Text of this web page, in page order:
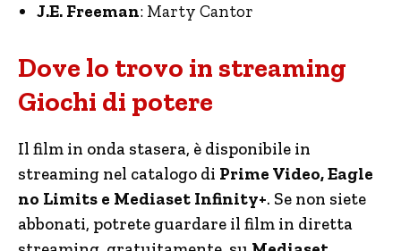
J.E. Freeman: Marty Cantor
Dove lo trovo in streaming
Giochi di potere
Il film in onda stasera, è disponibile in
streaming nel catalogo di Prime Video, Eagle
no Limits e Mediaset Infinity+. Se non siete
abbonati, potrete guardare il film in diretta